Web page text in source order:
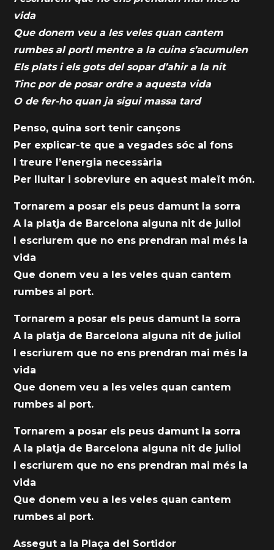
vida
Que donem veu a les veles quan cantem
rumbes al portI mentre a la cuina s’acumulen
Els plats i els gots del sopar d’ahir a la nit
Tinc por de posar ordre a aquesta vida
O de fer-ho quan ja sigui massa tard
Penso, quina sort tenir cançons
Per explicar-te que a vegades sóc al fons
I treure l’energia necessària
Per lluitar i sobreviure en aquest maleït món.
Tornarem a posar els peus damunt la sorra
A la platja de Barcelona alguna nit de juliol
I escriurem que no ens prendran mai més la
vida
Que donem veu a les veles quan cantem
rumbes al port.
Tornarem a posar els peus damunt la sorra
A la platja de Barcelona alguna nit de juliol
I escriurem que no ens prendran mai més la
vida
Que donem veu a les veles quan cantem
rumbes al port.
Tornarem a posar els peus damunt la sorra
A la platja de Barcelona alguna nit de juliol
I escriurem que no ens prendran mai més la
vida
Que donem veu a les veles quan cantem
rumbes al port.
Assegut a la Plaça del Sortidor